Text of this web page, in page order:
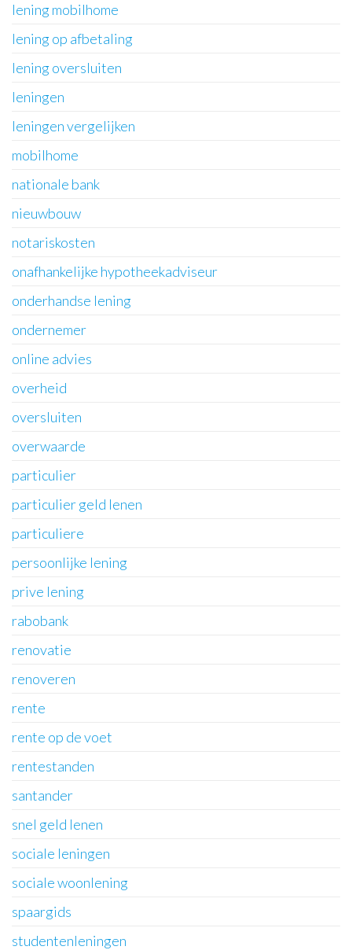
lening mobilhome
lening op afbetaling
lening oversluiten
leningen
leningen vergelijken
mobilhome
nationale bank
nieuwbouw
notariskosten
onafhankelijke hypotheekadviseur
onderhandse lening
ondernemer
online advies
overheid
oversluiten
overwaarde
particulier
particulier geld lenen
particuliere
persoonlijke lening
prive lening
rabobank
renovatie
renoveren
rente
rente op de voet
rentestanden
santander
snel geld lenen
sociale leningen
sociale woonlening
spaargids
studentenleningen